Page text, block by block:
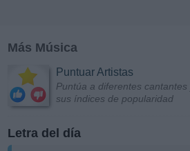
Más Música
Puntuar Artistas
Puntúa a diferentes
sus índices de popularidad
Letra del día